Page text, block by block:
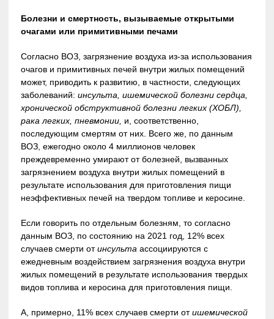
Болезни и смертность, вызываемые открытыми
очагами или примитивными печами
Согласно ВОЗ, загрязнение воздуха из-за использования
очагов и примитивных печей внутри жилых помещений
может, приводить к развитию, в частности, следующих
заболеваний: инсульта, ишемической болезни сердца,
хронической обструктивной болезни легких (ХОБЛ),
рака легких, пневмонии, и, соответственно,
последующим смертям от них. Всего же, по данным
ВОЗ, ежегодно около 4 миллионов человек
преждевременно умирают от болезней, вызванных
загрязнением воздуха внутри жилых помещений в
результате использования для приготовления пищи
неэффективных печей на твердом топливе и керосине.
Если говорить по отдельным болезням, то согласно
данным ВОЗ, по состоянию на 2021 год, 12% всех
случаев смерти отинсульта ассоциируются с
ежедневным воздействием загрязнения воздуха внутри
жилых помещений в результате использования твердых
видов топлива и керосина для приготовления пищи.
А, примерно, 11% всех случаев смерти отишемической